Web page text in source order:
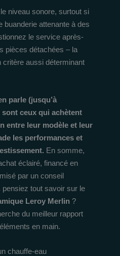
niveau sonore, surtout si
buanderie attenante à des
le service après-
pièces détachées – la
critère aussi déterminant
parle (jusqu’à
ceux qui achètent
entre leur modèle et leur
les performances et
En somme,
éclairé, financé en
par un conseil
tout savoir sur le
Leroy Merlin ?
du meilleur rapport
en main.
chauffe-eau